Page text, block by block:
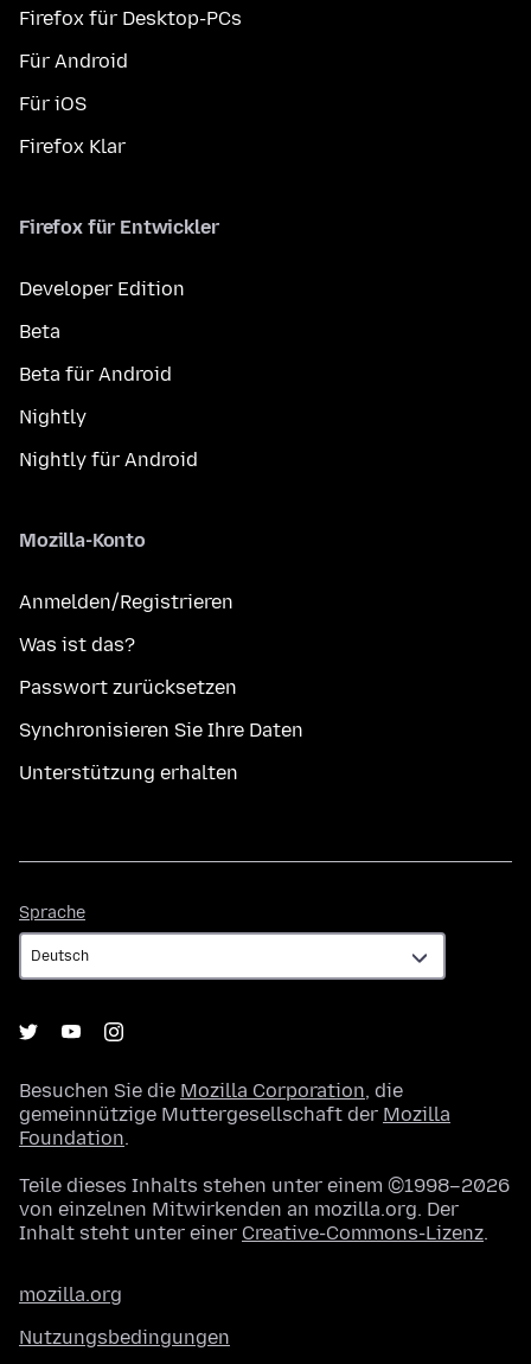
Firefox für Desktop-PCs
Für Android
Für iOS
Firefox Klar
Firefox für Entwickler
Developer Edition
Beta
Beta für Android
Nightly
Nightly für Android
Mozilla-Konto
Anmelden/Registrieren
Was ist das?
Passwort zurücksetzen
Synchronisieren Sie Ihre Daten
Unterstützung erhalten
Sprache
Besuchen Sie die Mozilla Corporation, die
gemeinnützige Muttergesellschaft der Mozilla
Foundation.
Teile dieses Inhalts stehen unter einem ©1998–2026
von einzelnen Mitwirkenden an mozilla.org. Der
Inhalt steht unter einer Creative-Commons-Lizenz.
mozilla.org
Nutzungsbedingungen